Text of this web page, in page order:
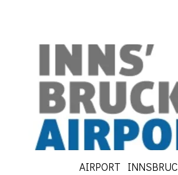
AIRPORT